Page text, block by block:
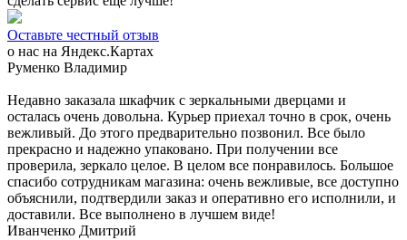
Оставьте честный отзыв
о нас на Яндекс.Картах
Руменко Владимир
Недавно заказала шкафчик с зеркальными дверцами и
осталась очень довольна. Курьер приехал точно в срок, очень
вежливый. До этого предварительно позвонил. Все было
прекрасно и надежно упаковано. При получении все
проверила, зеркало целое. В целом все понравилось. Большое
спасибо сотрудникам магазина: очень вежливые, все доступно
объяснили, подтвердили заказ и оперативно его исполнили, и
доставили. Все выполнено в лучшем виде!
Иванченко Дмитрий